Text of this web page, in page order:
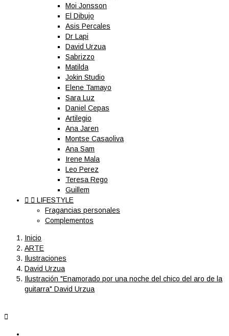
Moi Jonsson
El Dibujo
Asis Percales
Dr Lapi
David Urzua
Sabrizzo
Matilda
Jokin Studio
Elene Tamayo
Sara Luz
Daniel Cepas
Artilegio
Ana Jaren
Montse Casaoliva
Ana Sam
Irene Mala
Leo Perez
Teresa Rego
Guillem
  LIFESTYLE
Fragancias personales
Complementos
Inicio
ARTE
Ilustraciones
David Urzua
Ilustración "Enamorado por una noche del chico del aro de la
guitarra" David Urzua
